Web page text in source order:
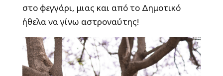
στο φεγγάρι, μιας και από το Δημοτικό
ήθελα να γίνω αστροναύτης!